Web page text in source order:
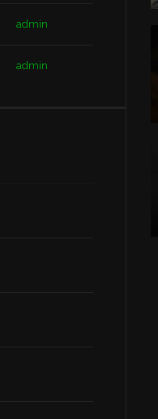
admin
admin